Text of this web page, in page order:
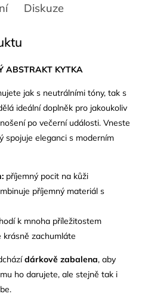
Diskuze
ABSTRAKT KYTKA
jak s neutrálními tóny, tak s
ideální doplněk pro jakoukoliv
po večerní události. Vneste
spojuje eleganci s moderním
příjemný pocit na kůži
příjemný materiál s
k mnoha příležitostem
krásně zachumláte
dárkově zabalena, aby
ho darujete, ale stejně tak i